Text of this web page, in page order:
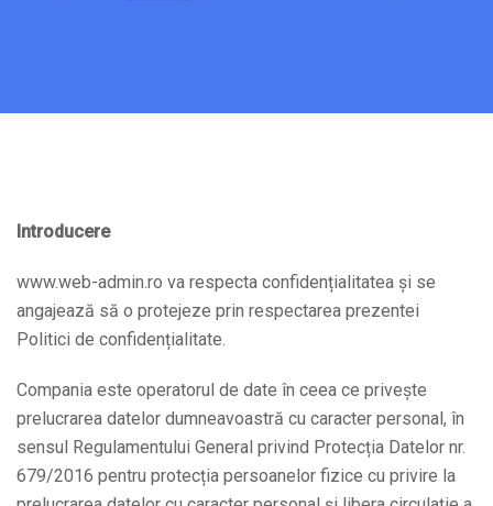
Introducere
www.web-admin.ro va respecta confidențialitatea și se
angajează să o protejeze prin respectarea prezentei
Politici de confidențialitate.
Compania este operatorul de date în ceea ce privește
prelucrarea datelor dumneavoastră cu caracter personal, în
sensul Regulamentului General privind Protecția Datelor nr.
679/2016 pentru protecția persoanelor fizice cu privire la